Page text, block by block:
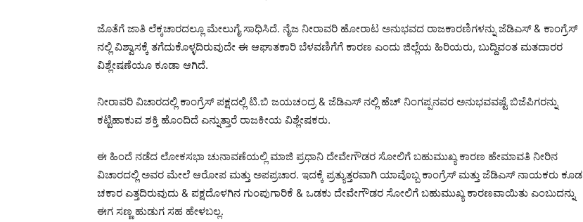
ಜೊತೆಗೆ ಜಾತಿ ಲೆಕ್ಕಚಾರದಲ್ಲೂ ಮೇಲುಗೈ ಸಾಧಿಸಿದೆ. ನೈಜ ನೀರಾವರಿ ಹೋರಾಟ ಅನುಭವದ ರಾಜಕಾರಣಿಗಳನ್ನು ಜೆಡಿಎಸ್ & ಕಾಂಗ್ರೆಸ್
ನಲ್ಲಿ ವಿಶ್ವಾಸಕ್ಕೆ ತಗೆದುಕೊಳ್ಳದಿರುವುದೇ ಈ ಆಘಾತಕಾರಿ ಬೆಳವಣಿಗೆಗೆ ಕಾರಣ ಎಂದು ಜಿಲ್ಲೆಯ ಹಿರಿಯರು, ಬುದ್ದಿವಂತ ಮತದಾರರ
ವಿಶ್ಲೇಷಣೆಯೂ ಕೂಡಾ ಆಗಿದೆ.
ನೀರಾವರಿ ವಿಚಾರದಲ್ಲಿ ಕಾಂಗ್ರೆಸ್ ಪಕ್ಷದಲ್ಲಿ ಟಿ.ಬಿ ಜಯಚಂದ್ರ & ಜೆಡಿಎಸ್ ನಲ್ಲಿ ಹೆಚ್ ನಿಂಗಪ್ಪನವರ ಅನುಭವವಷ್ಟೆ ಬಿಜೆಪಿಗರನ್ನು
ಕಟ್ಟಿಹಾಕುವ ಶಕ್ತಿ ಹೊಂದಿದೆ ಎನ್ನುತ್ತಾರೆ ರಾಜಕೀಯ ವಿಶ್ಲೇಷಕರು.
ಈ ಹಿಂದೆ ನಡೆದ ಲೋಕಸಭಾ ಚುನಾವಣೆಯಲ್ಲಿ ಮಾಜಿ ಪ್ರಧಾನಿ ದೇವೇಗೌಡರ ಸೋಲಿಗೆ ಬಹುಮುಖ್ಯ ಕಾರಣ ಹೇಮಾವತಿ ನೀರಿನ
ವಿಚಾರದಲ್ಲಿ ಅವರ ಮೇಲೆ ಆರೋಪ ಮತ್ತು ಅಪಪ್ರಚಾರ. ಇದಕ್ಕೆ ಪ್ರತ್ಯುತ್ತರವಾಗಿ ಯಾವೊಬ್ಬ ಕಾಂಗ್ರೆಸ್ ಮತ್ತು ಜೆಡಿಎಸ್ ನಾಯಕರು ಕೂಡ
ಚಕಾರ ಎತ್ತದಿರುವುದು & ಪಕ್ಷದೊಳಗಿನ ಗುಂಪುಗಾರಿಕೆ & ಒಡಕು ದೇವೇಗೌಡರ ಸೋಲಿಗೆ ಬಹುಮುಖ್ಯ ಕಾರಣವಾಯಿತು ಎಂಬುದನ್ನು
ಈಗ ಸಣ್ಣ ಹುಡುಗ ಸಹ ಹೇಳಬಲ್ಲ.